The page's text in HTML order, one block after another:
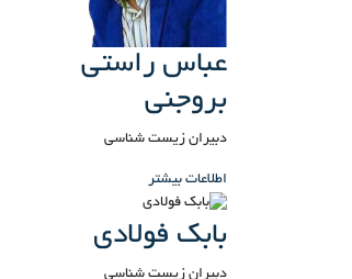
عباس راستی
بروجنی
دبیران زیست شناسی
اطلاعات بیشتر
بابک فولادی
دبیران زیست شناسی